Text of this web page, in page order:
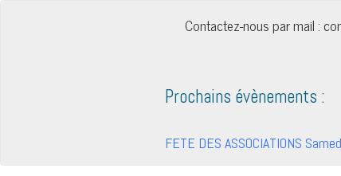
Contactez-nous par mail :
Prochains évènements :
FETE DES ASSOCIATIONS